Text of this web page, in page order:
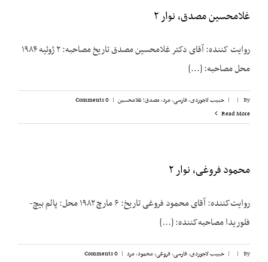
غلامحسین مصدق، نوار ۲
روایت کننده: آقای دکتر غلامحسین مصدق تاریخ مصاحبه: ۲ ژوئیه ۱۹۸۴
محل مصاحبه: [...]
By
|
| حبیب لاجوردی,فارسی,مرد,مصدق؛ غلامحسین |
0 Comments
Read More
محمود فروغی، نوار ۲
روایت‌کننده: آقای محمود فروغی تاریخ: ۶ مارچ ۱۹۸۲ محل: پالم بیچ-
فلوریدا مصاحبه‌کننده: [...]
By
|
| حبیب لاجوردی,فارسی,فروغی، محمود,مرد |
0 Comments